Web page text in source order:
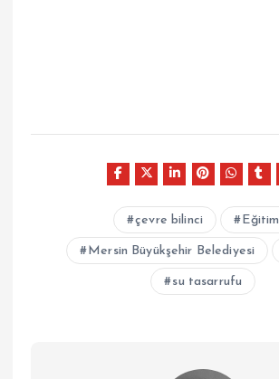
çevre bilinci Eğitim
Mersin Büyükşehir Belediyesi
su tasarrufu